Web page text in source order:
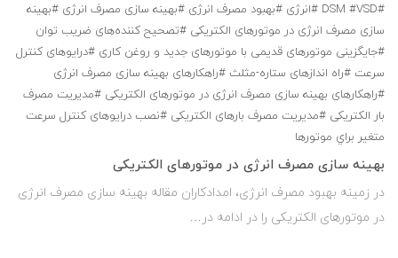
#DSM
#VSD #اﻧﺮژی #بهبود مصرف انرژی #ﺑﻬﻴﻨﻪ ﺳﺎزی ﻣﺼﺮف اﻧﺮژی #ﺑﻬﻴﻨﻪ
ﺳﺎزی ﻣﺼﺮف اﻧﺮژی در ﻣﻮﺗﻮرﻫﺎی اﻟﻜﺘﺮیکی #ﺗﺼﺤﻴﺢ ﻛﻨﻨﺪهﻫﺎی ﺿﺮﻳﺐ ﺗﻮان
#ﺟﺎﻳﮕﺰینی ﻣﻮﺗوﺮﻫﺎی ﻗﺪیمی ﺑﺎ ﻣﻮﺗﻮرﻫﺎی ﺟﺪﻳﺪ و روﻏﻦ ﻛﺎری #دراﻳﻮﻫﺎی ﻛﻨﺘﺮل
ﺳﺮﻋﺖ #راه اﻧﺪازﻫﺎی ﺳﺘﺎره-ﻣﺜﻠﺚ #راﻫﻜﺎرﻫﺎی ﺑﻬﻴﻨﻪ ﺳﺎزی ﻣﺼﺮف اﻧﺮژی
#راﻫﻜﺎرﻫﺎی ﺑﻬﻴﻨﻪ ﺳﺎزی ﻣﺼﺮف اﻧﺮژی در ﻣﻮﺗﻮرﻫﺎی اﻟﻜﺘﺮیکی #ﻣﺪﻳﺮﻳﺖ ﻣﺼﺮف
ﺑﺎر اﻟﻜﺘﺮیکی #ﻣﺪﻳﺮﻳﺖ ﻣﺼﺮف ﺑﺎرﻫﺎی اﻟﻜﺘﺮیکی #نصب دراﻳﻮﻫﺎی ﻛﻨﺘﺮل ﺳﺮﻋﺖ
ﻣﺘﻐﻴﺮ ﺑﺮاي موتورها
ﺑﻬﻴﻨﻪ ﺳﺎزی ﻣﺼﺮف اﻧﺮژی در ﻣﻮﺗﻮرﻫﺎی اﻟﻜﺘﺮیکی
در زمینه بهبود مصرف انرژی، امدادکاران مقاله ﺑﻬﻴﻨﻪ ﺳﺎزی ﻣﺼﺮف اﻧﺮژی
در ﻣﻮﺗﻮرﻫﺎی اﻟﻜﺘﺮیکی را در ادامه در…